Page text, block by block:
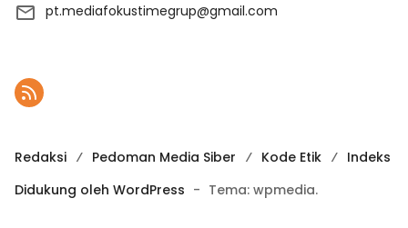
pt.mediafokustimegrup@gmail.com
Redaksi Pedoman Media Siber Kode Etik
Indeks
Didukung oleh WordPress - Tema: wpmedia.